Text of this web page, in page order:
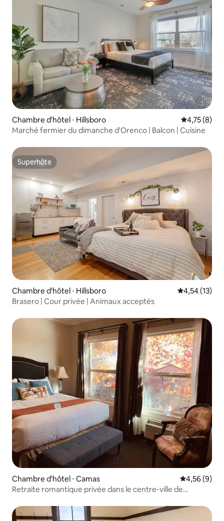
Chambre d'hôtel ⋅ Hillsboro Évaluation
4,75 (8)
Marché fermier du dimanche d'Orenco | Balcon | Cuisine
Superhôte
Superhôte
Chambre d'hôtel ⋅ Hillsboro Évaluation
4,54 (13)
Brasero | Cour privée | Animaux acceptés
Chambre d'hôtel ⋅ Camas Évaluation
4,56 (9)
Retraite romantique privée dans le centre-ville de